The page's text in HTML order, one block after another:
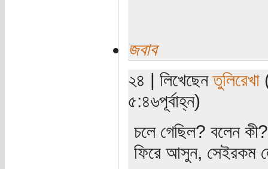
জবাব
২৪ | লিখেছেনতুলিরেখা
৫:৪৬পূর্বাহ্ন)
চলে গেছিল? বলেন
ফিরে আসুন, সেইরকম